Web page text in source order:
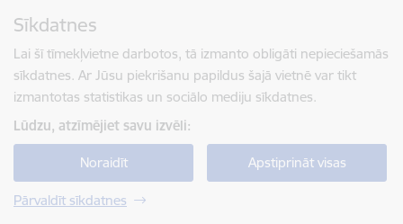
Sīkdatnes
Lai šī tīmekļvietne darbotos, tā izmanto obligāti nepieciešamās
sīkdatnes. Ar Jūsu piekrišanu papildus šajā vietnē var tikt
izmantotas statistikas un sociālo mediju sīkdatnes.
Lūdzu, atzīmējiet savu izvēli:
Noraidīt Apstiprināt visas
Pārvaldīt sīkdatnes